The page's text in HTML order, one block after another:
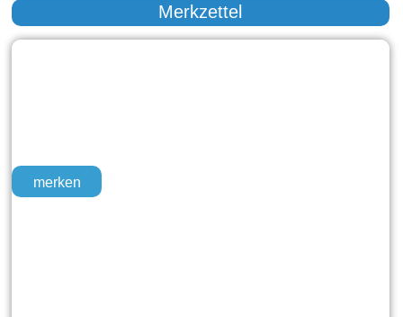
Merkzettel
merken